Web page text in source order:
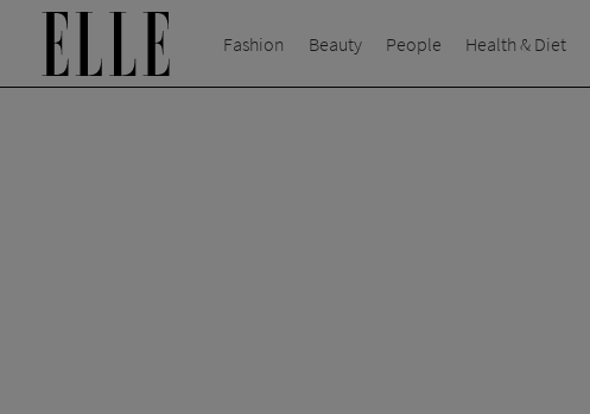
Fashion Beauty People Health & Diet